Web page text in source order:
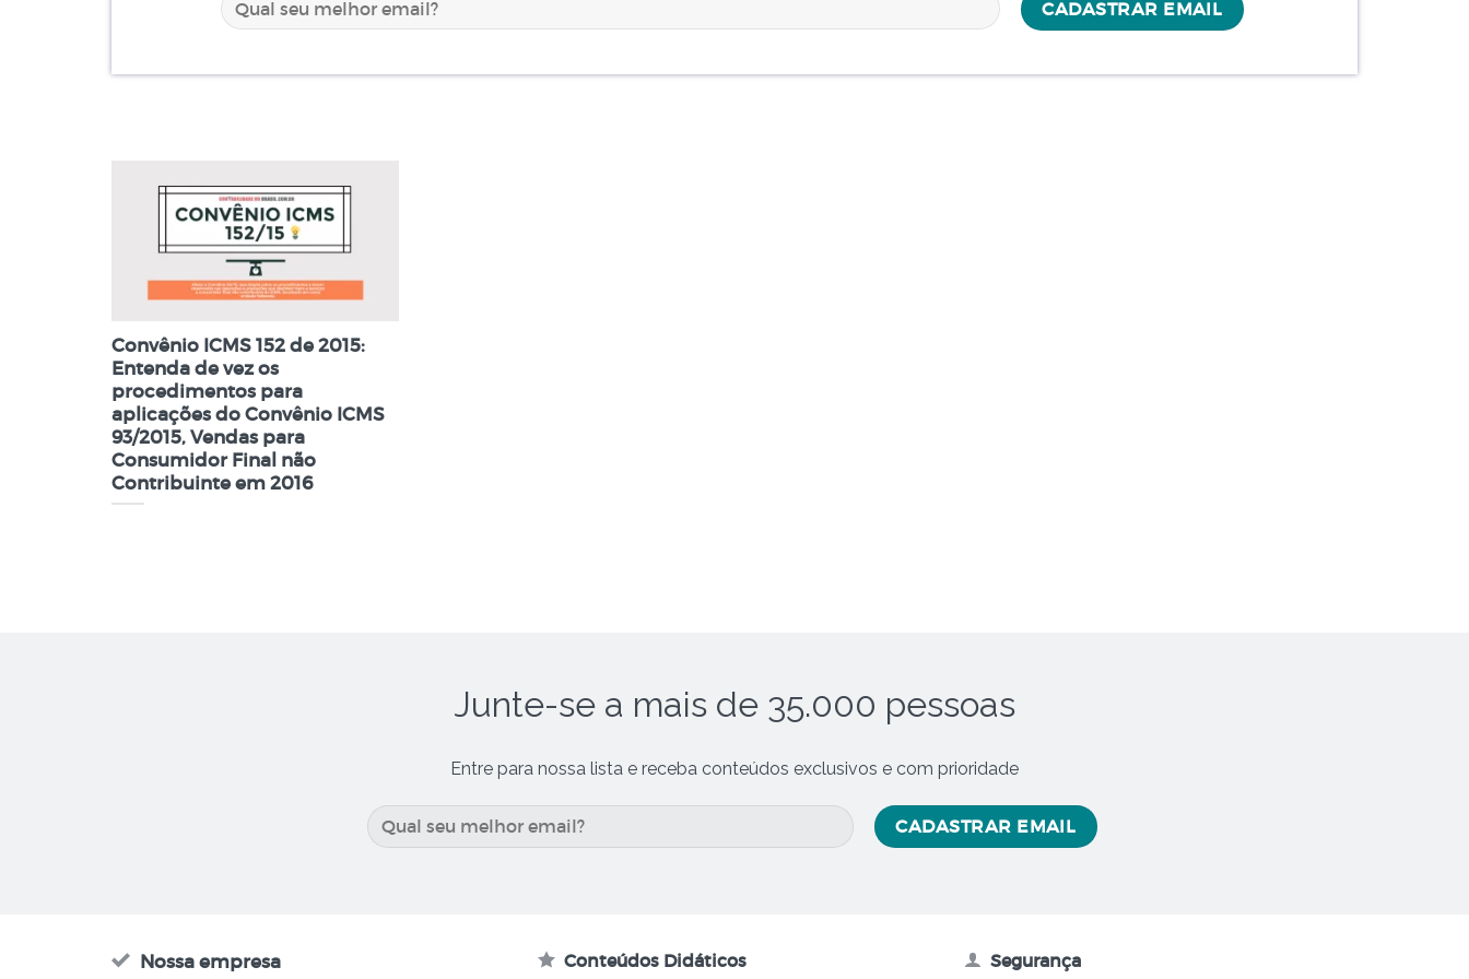
Convênio ICMS 152 de 2015:
Entenda de vez os
procedimentos para
aplicações do Convênio ICMS
93/2015, Vendas para
Consumidor Final não
Contribuinte em 2016
Junte-se a mais de 35.000 pessoas
Entre para nossa lista e receba conteúdos exclusivos e com prioridade
Nossa empresa Conteúdos Didáticos Segurança